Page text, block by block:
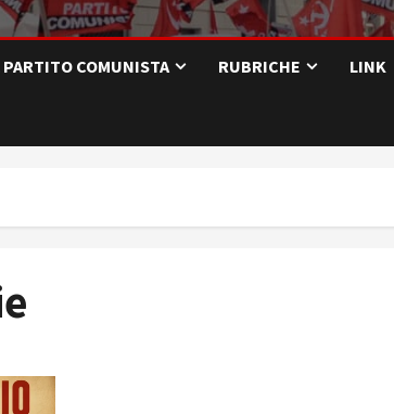
PARTITO COMUNISTA RUBRICHE LINK